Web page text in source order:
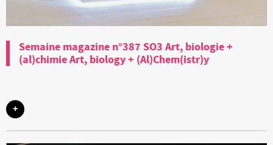
Semaine magazine n°387 SO3 Art, biologie +
(al)chimie Art, biology + (Al)Chem(istr)y
+